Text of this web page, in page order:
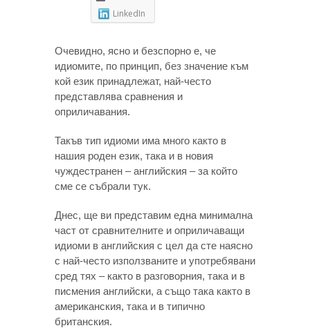
LinkedIn
Очевидно, ясно и безспорно е, че
идиомите, по принцип, без значение към
кой език принадлежат, най-често
представлява сравнения и
оприличавания.
Такъв тип идиоми има много както в
нашия роден език, така и в новия
чуждестранен – английския – за който
сме се събрали тук.
Днес, ще ви представим една минимална
част от сравнителните и оприличаващи
идиоми в английския с цел да сте наясно
с най-често използваните и употребявани
сред тях – както в разговорния, така и в
писмения английски, а също така както в
американския, така и в типично
британския.